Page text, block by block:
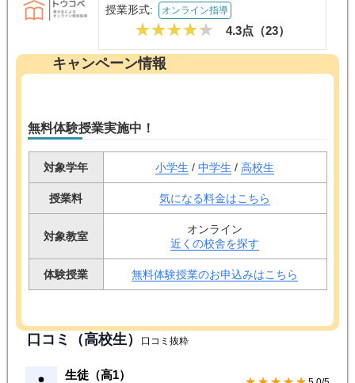
4.3点（
キャンペーン情報
対象学年 小学生/中学生/高校生
授業料 気になる料金はこちら
オンライン
近くの校舎を探す
体験授業 無料体験授業のお申込みはこちら
口コミ（高校生）口コミ抜粋
トウコベ